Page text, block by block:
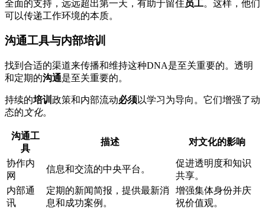
全面的支持，远远超出第一天，有助于留住 员工。这样，他们
可以传递工作环境的本质。
沟通工具与内部培训
找到合适的渠道来传播和维持这种DNA是至关重要的。透明
和定期的沟通是至关重要的。
持续的培训 政策和内部流动必须以学习为导向。它们增强了动
态的文化。
沟通工
具
描述 对文化的影响
协作内
网
信息和交流的中央平台。
促进透明度和知识
共享。
内部通
讯
定期的新闻简报，提供最新消
息和成功案例。
增强集体身份并庆
祝价值观。